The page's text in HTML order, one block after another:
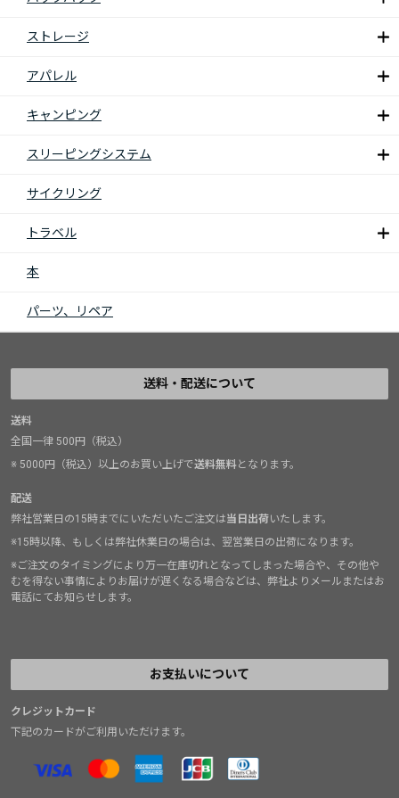
ストレージ
アパレル
キャンピング
スリーピングシステム
サイクリング
トラベル
本
パーツ、リペア
送料・配送について
送料
全国一律 500円（税込）
※ 5000円（税込）以上のお買い上げで送料無料となります。
配送
弊社営業日の15時までにいただいたご注文は当日出荷いたします。
※15時以降、もしくは弊社休業日の場合は、翌営業日の出荷になります。
※ご注文のタイミングにより万一在庫切れとなってしまった場合や、その他や
むを得ない事情によりお届けが遅くなる場合などは、弊社よりメールまたはお
電話にてお知らせします。
お支払いについて
クレジットカード
下記のカードがご利用いただけます。